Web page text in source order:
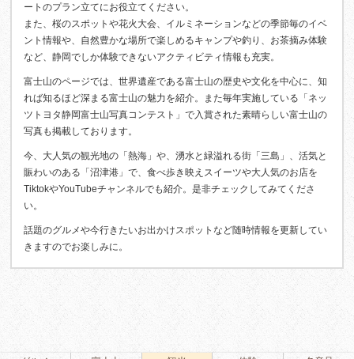
ートのプラン立てにお役立てください。
また、桜のスポットや花火大会、イルミネーションなどの季節毎のイベ
ント情報や、自然豊かな場所で楽しめるキャンプや釣り、お茶摘み体験
など、静岡でしか体験できないアクティビティ情報も充実。
富士山のページでは、世界遺産である富士山の歴史や文化を中心に、知
れば知るほど深まる富士山の魅力を紹介。また毎年実施している「ネッ
ツトヨタ静岡富士山写真コンテスト」で入賞された素晴らしい富士山の
写真も掲載しております。
今、大人気の観光地の「熱海」や、湧水と緑溢れる街「三島」、活気と
賑わいのある「沼津港」で、食べ歩き映えスイーツや大人気のお店を
TiktokやYouTubeチャンネルでも紹介。是非チェックしてみてくださ
い。
話題のグルメや今行きたいお出かけスポットなど随時情報を更新してい
きますのでお楽しみに。